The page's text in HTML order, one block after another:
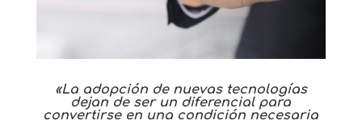
«La adopción de nuevas tecnologías
dejan de ser un diferencial para
convertirse en una condición necesaria